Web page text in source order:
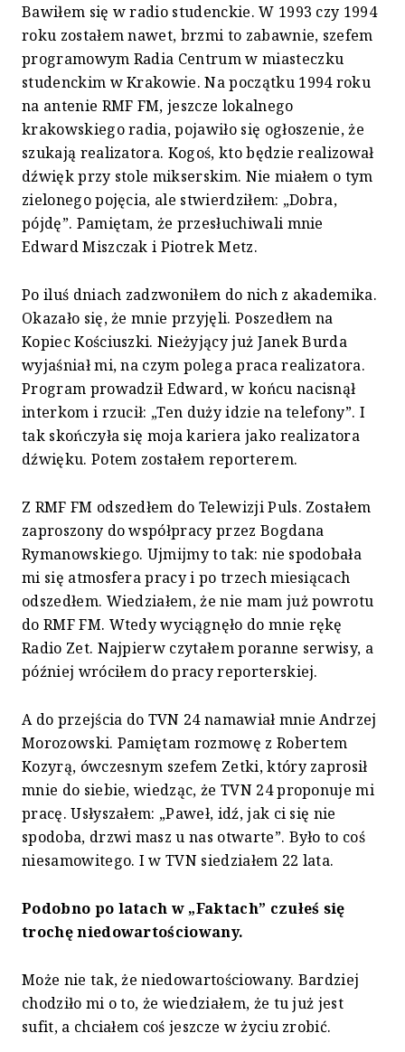
Bawiłem się w radio studenckie. W 1993 czy 1994
roku zostałem nawet, brzmi to zabawnie, szefem
programowym Radia Centrum w miasteczku
studenckim w Krakowie. Na początku 1994 roku
na antenie RMF FM, jeszcze lokalnego
krakowskiego radia, pojawiło się ogłoszenie, że
szukają realizatora. Kogoś, kto będzie realizował
dźwięk przy stole mikserskim. Nie miałem o tym
zielonego pojęcia, ale stwierdziłem: „Dobra,
pójdę”. Pamiętam, że przesłuchiwali mnie
Edward Miszczak i Piotrek Metz.
Po iluś dniach zadzwoniłem do nich z akademika.
Okazało się, że mnie przyjęli. Poszedłem na
Kopiec Kościuszki. Nieżyjący już Janek Burda
wyjaśniał mi, na czym polega praca realizatora.
Program prowadził Edward, w końcu nacisnął
interkom i rzucił: „Ten duży idzie na telefony”. I
tak skończyła się moja kariera jako realizatora
dźwięku. Potem zostałem reporterem.
Z RMF FM odszedłem do Telewizji Puls. Zostałem
zaproszony do współpracy przez Bogdana
Rymanowskiego. Ujmijmy to tak: nie spodobała
mi się atmosfera pracy i po trzech miesiącach
odszedłem. Wiedziałem, że nie mam już powrotu
do RMF FM. Wtedy wyciągnęło do mnie rękę
Radio Zet. Najpierw czytałem poranne serwisy, a
później wróciłem do pracy reporterskiej.
A do przejścia do TVN 24 namawiał mnie Andrzej
Morozowski. Pamiętam rozmowę z Robertem
Kozyrą, ówczesnym szefem Zetki, który zaprosił
mnie do siebie, wiedząc, że TVN 24 proponuje mi
pracę. Usłyszałem: „Paweł, idź, jak ci się nie
spodoba, drzwi masz u nas otwarte”. Było to coś
niesamowitego. I w TVN siedziałem 22 lata.
Podobno po latach w „Faktach” czułeś się
trochę niedowartościowany.
Może nie tak, że niedowartościowany. Bardziej
chodziło mi o to, że wiedziałem, że tu już jest
sufit, a chciałem coś jeszcze w życiu zrobić.